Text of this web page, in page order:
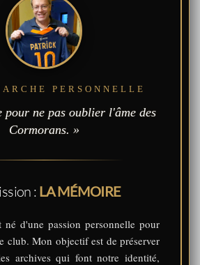
PERSONNELLE
pour ne pas oublier l'âme des
Cormorans. »
: LA MÉMOIRE
né d'une passion personnelle pour
club. Mon objectif est de préserver
archives qui font notre identité,